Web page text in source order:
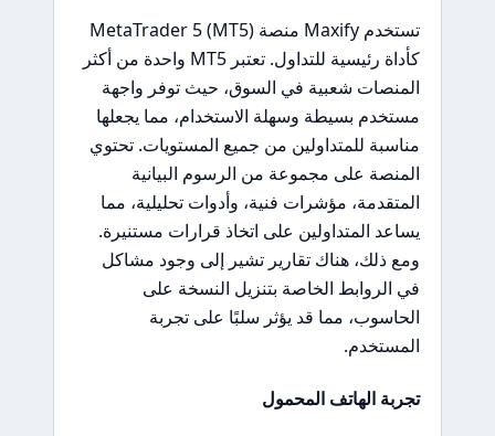
تستخدم Maxify منصة MetaTrader 5 (MT5)
كأداة رئيسية للتداول. تعتبر MT5 واحدة من أكثر
المنصات شعبية في السوق، حيث توفر واجهة
مستخدم بسيطة وسهلة الاستخدام، مما يجعلها
مناسبة للمتداولين من جميع المستويات. تحتوي
المنصة على مجموعة من الرسوم البيانية
المتقدمة، مؤشرات فنية، وأدوات تحليلية، مما
يساعد المتداولين على اتخاذ قرارات مستنيرة.
ومع ذلك، هناك تقارير تشير إلى وجود مشاكل
في الروابط الخاصة بتنزيل النسخة على
الحاسوب، مما قد يؤثر سلبًا على تجربة
المستخدم.
تجربة الهاتف المحمول